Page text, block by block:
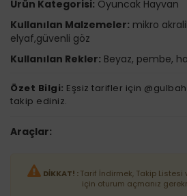
Ürün Kategorisi: Oyuncak Hayvan
Kullanılan Malzemeler: mikro
elyaf,güvenli göz
Kullanılan Rekler: Beyaz, pembe,
Özet Bilgi: Eşsiz tarifler için
takip ediniz.
Araçlar:
DİKKAT! :Tarif İndirmek, Takip Listesi
için oturum açmanız